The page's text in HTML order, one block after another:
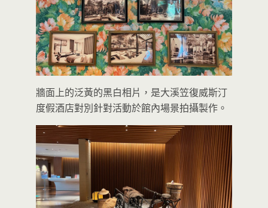
牆面上的泛黃的黑白相片，是大溪笠復威斯汀
度假酒店對別針對活動於館內場景拍攝製作。